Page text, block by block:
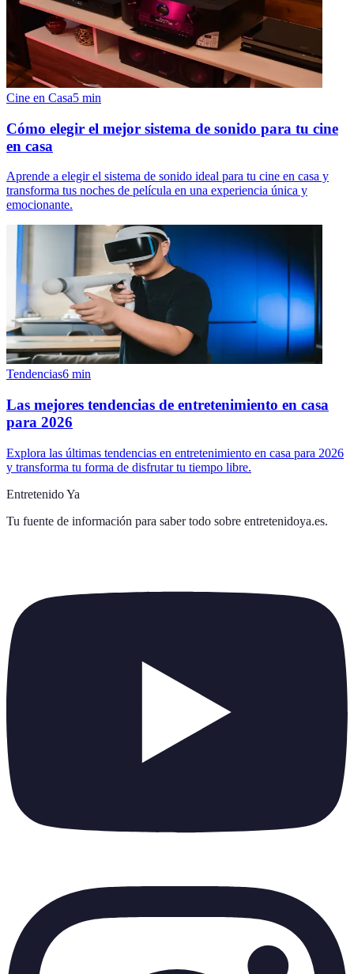
Cine en Casa5 min
Cómo elegir el mejor sistema de sonido para tu cine
en casa
Aprende a elegir el sistema de sonido ideal para tu cine en casa y
transforma tus noches de película en una experiencia única y
emocionante.
Tendencias6 min
Las mejores tendencias de entretenimiento en casa
para 2026
Explora las últimas tendencias en entretenimiento en casa para 2026
y transforma tu forma de disfrutar tu tiempo libre.
Entretenido Ya
Tu fuente de información para saber todo sobre entretenidoya.es.